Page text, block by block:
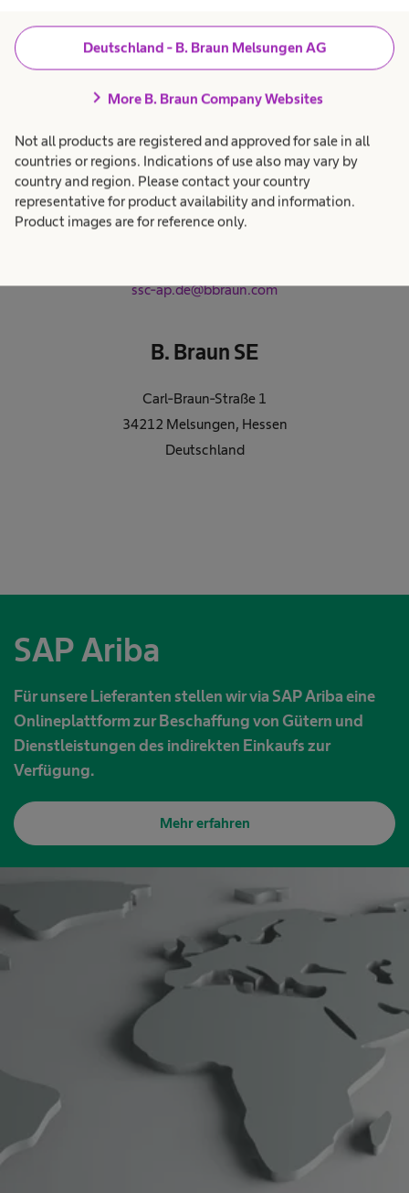
Deutschland - B. Braun Melsungen AG
chevron_right More B. Braun Company Websites
Not all products are registered and approved for sale in all
countries or regions. Indications of use also may vary by
country and region. Please contact your country
representative for product availability and information.
Product images are for reference only.
ssc-ap.de@bbraun.com
B. Braun SE
Carl-Braun-Straße 1
34212 Melsungen, Hessen
Deutschland
SAP Ariba
Für unsere Lieferanten stellen wir via SAP Ariba eine
Onlineplattform zur Beschaffung von Gütern und
Dienstleistungen des indirekten Einkaufs zur
Verfügung.
Mehr erfahren